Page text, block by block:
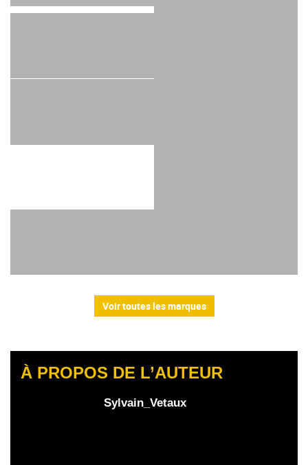
Voir toutes les marques
À PROPOS DE L’AUTEUR
Sylvain_Vetaux